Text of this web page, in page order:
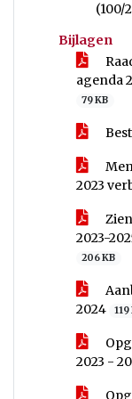
(100/
Bijlagen
agenda
79 KB
2023
2023-
206 KB
2024
119
2023 -